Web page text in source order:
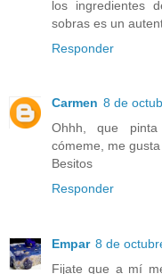
los ingredientes
sobras es un
Responder
Carmen 8 de
Ohhh, que
cómeme, me
Besitos
Responder
Empar 8 de
Fijate que a mí